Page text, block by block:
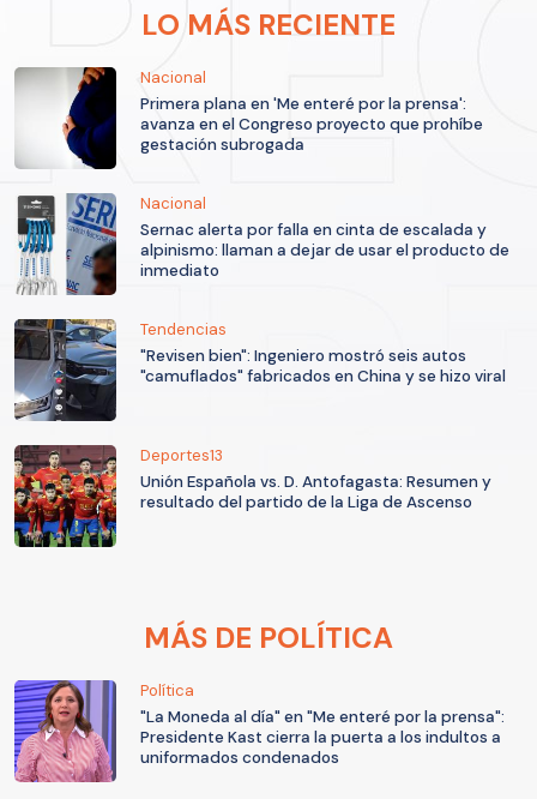
LO MÁS RECIENTE
Nacional
Primera plana en 'Me enteré por la prensa':
avanza en el Congreso proyecto que prohíbe
gestación subrogada
Nacional
Sernac alerta por falla en cinta de escalada y
alpinismo: llaman a dejar de usar el producto de
inmediato
Tendencias
"Revisen bien": Ingeniero mostró seis autos
"camuflados" fabricados en China y se hizo viral
Deportes13
Unión Española vs. D. Antofagasta: Resumen y
resultado del partido de la Liga de Ascenso
MÁS DE POLÍTICA
Política
"La Moneda al día" en "Me enteré por la prensa":
Presidente Kast cierra la puerta a los indultos a
uniformados condenados